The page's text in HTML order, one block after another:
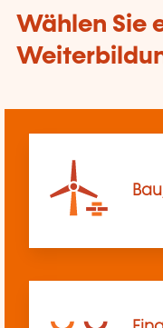
Wählen Sie